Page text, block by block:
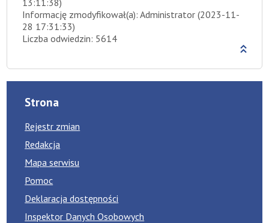
13:11:38)
Informację zmodyfikował(a): Administrator (2023-11-
28 17:31:33)
Liczba odwiedzin: 5614
Strona
Rejestr zmian
Redakcja
Mapa serwisu
Pomoc
Deklaracja dostępności
Inspektor Danych Osobowych